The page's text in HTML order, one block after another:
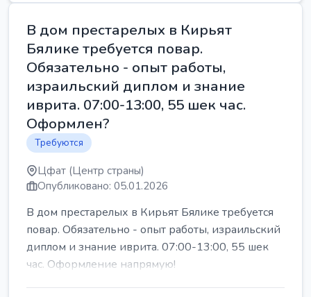
В дом престарелых в Кирьят
Бялике требуется повар.
Обязательно - опыт работы,
израильский диплом и знание
иврита. 07:00-13:00, 55 шек час.
Оформлен?
Требуются
Цфат (Центр страны)
Опубликовано: 05.01.2026
В дом престарелых в Кирьят Бялике требуется
повар. Обязательно - опыт работы, израильский
диплом и знание иврита. 07:00-13:00, 55 шек
час. Оформление напрямую!